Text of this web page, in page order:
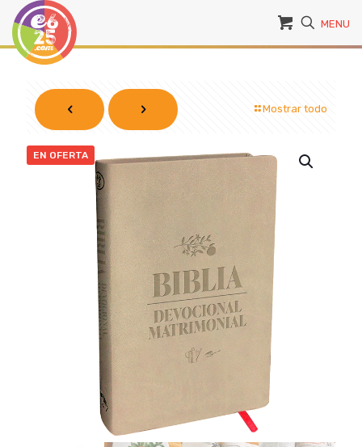
MENU
Mostrar todo
EN OFERTA